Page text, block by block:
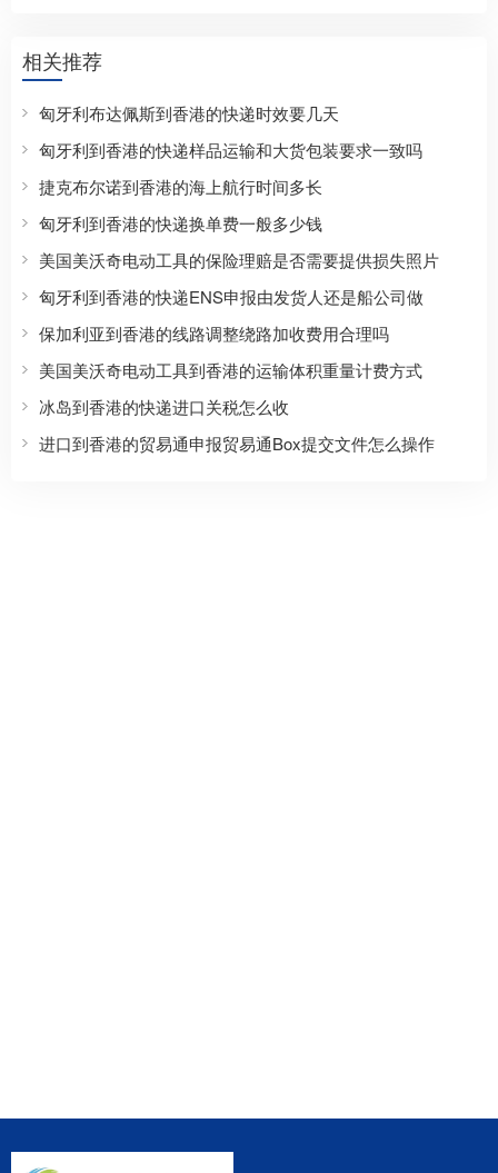
相关推荐
匈牙利布达佩斯到香港的快递时效要几天
匈牙利到香港的快递样品运输和大货包装要求一致吗
捷克布尔诺到香港的海上航行时间多长
匈牙利到香港的快递换单费一般多少钱
美国美沃奇电动工具的保险理赔是否需要提供损失照片
匈牙利到香港的快递ENS申报由发货人还是船公司做
保加利亚到香港的线路调整绕路加收费用合理吗
美国美沃奇电动工具到香港的运输体积重量计费方式
冰岛到香港的快递进口关税怎么收
进口到香港的贸易通申报贸易通Box提交文件怎么操作